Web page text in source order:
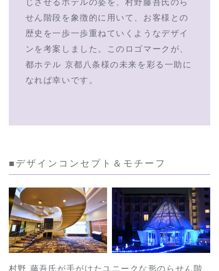
じさせるホテルの姿を、村野藤吾氏のら
せん階段を象徴的に用いて、お客様との
歴史を一歩一歩重ねていくようなデザイ
ンを考案しました。このロゴマークが、
都ホテル 京都八条様の未来を彩る一助に
なれば幸いです。
■デザインコンセプト＆モチーフ
村野 藤吾氏が手がけたユニークな形のらせん階